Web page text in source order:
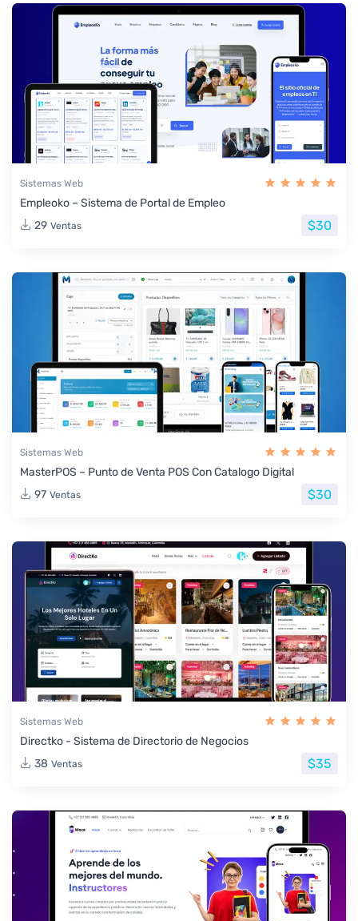
Sistemas Web
Empleoko – Sistema de Portal de Empleo
29 Ventas $30
Sistemas Web
MasterPOS – Punto de Venta POS Con Catalogo Digital
97 Ventas $30
Sistemas Web
Directko - Sistema de Directorio de Negocios
38 Ventas $35